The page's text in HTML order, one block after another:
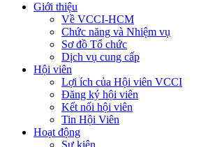
Giới thiệu
Về VCCI-HCM
Chức năng và Nhiệm vụ
Sơ đồ Tổ chức
Dịch vụ cung cấp
Hội viên
Lợi ích của Hội viên VCCI
Đăng ký hội viên
Kết nối hội viên
Tin Hội Viên
Hoạt động
Sự kiện